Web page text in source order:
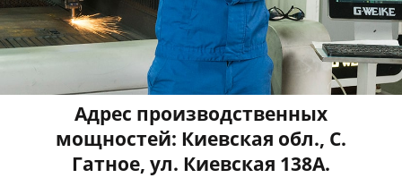
Адрес производственных
мощностей: Киевская обл., С.
Гатное, ул. Киевская 138А.